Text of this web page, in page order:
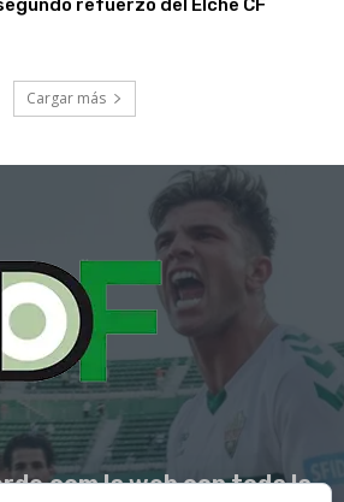
refuerzo del Elche CF
Cargar más
la web con toda la